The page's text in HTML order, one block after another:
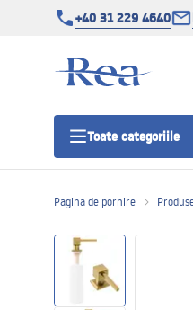
+40 31 229 4640
Toate categoriile
Usi pentru
Pagina de pornire